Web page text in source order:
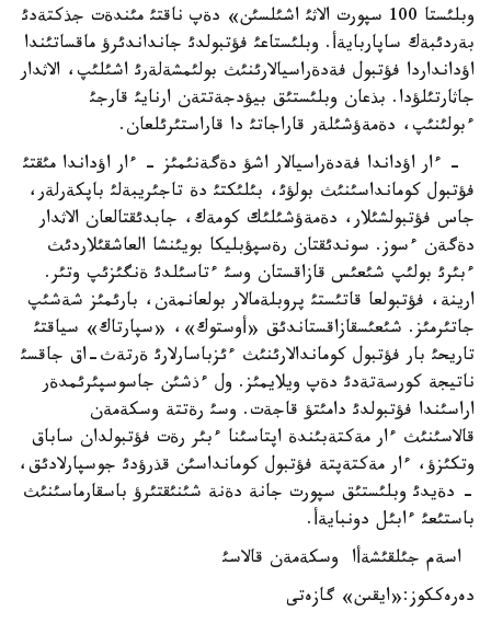
وبلئستا 100 سپورت الاثئ اشئلسئن» دةپ ناقتئ مئندةت جذكتةدئ
بةردئبةك ساپاربايةأ. وبلئستاعئ فؤتبولدئ جانداندئرؤ ماقساتئندا
اؤدانداردا فؤتبول فةدةراسيالارئنئث بولئمشةلةرئ اشئلئپ، الاثدار
جاثارتئلؤدا. بذعان وبلئستئق بيؤدجةتتةن ارنايئ قارجئ
ءبولئنئپ، دةمةؤشئلةر قاراجاتئ دا قاراستئرئلعان.
- ءار اؤداندا فةدةراسيالار اشؤ دةگةنئمئز - ءار اؤداندا مئقتئ
فؤتبول كومانداسئنئث بولؤئ، بئلئكتئ دة تاجئريبةلئ باپكةرلةر،
جاس فؤتبولشئلار، دةمةؤشئلئك كومةك، جابدئقتالعان الاثدار
دةگةن ءسوز. سوندئقتان رةسپؤبليكا بويئنشا العاشقئلاردئث
ءبئرئ بولئپ شئعئس قازاقستان وسئ ءتاسئلدئ ةنگئزئپ وتئر.
ارينة، فؤتبولعا قاتئستئ پروبلةمالار بولعانمةن، بارئمئز شةشئپ
جاتئرمئز. شئعئسقازاقستاندئق «أوستوك»، «سپارتاك» سياقتئ
تاريحئ بار فؤتبول كوماندالارئنئث ءئزباسارلارئ ةرتةث-اق جاقسئ
ناتيجة كورسةتةدئ دةپ ويلايمئز. ول ءذشئن جاسوسپئرئمدةر
اراسئندا فؤتبولدئ دامئتؤ قاجةت. وسئ رةتتة وسكةمةن
قالاسئنئث ءار مةكتةبئندة اپتاسئنا ءبئر رةت فؤتبولدان ساباق
وتكئزؤ، ءار مةكتةپتة فؤتبول كومانداسئن قذرؤدئ جوسپارلادئق،
- دةيدئ وبلئستئق سپورت جانة دةنة شئنئقتئرؤ باسقارماسئنئث
باستئعئ ءابئل دونبايةأ.
اسةم جئلقئشةأا وسكةمةن قالاسئ
دەرەككوز:«ايقىن» گازەتى